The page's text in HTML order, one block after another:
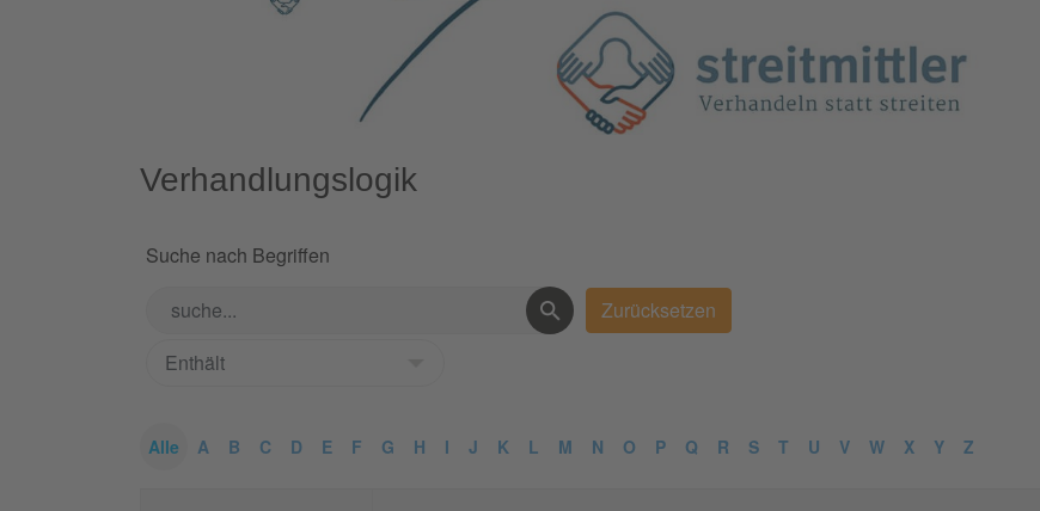
Verhandlungslogik
Suche nach Begriffen
Alle A B C D E F G H I J K L M N O P Q R S T U V W X Y Z